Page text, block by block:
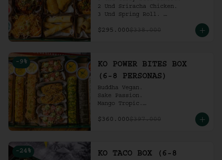
2 Und Sriracha Chicken.
3 Und Spring Roll.
3 Und Cha Siu Roll.
Gochujang Ribs.
$295.000$338.000
- 9%
KO POWER BITES BOX
(6-8 PERSONAS)
Buddha Vegan.
Sake Passion.
Mango Tropic.
Dragon.
2 Und Noritaco Chilli Crab.
$360.000$397.000
-24 %
KO TACO BOX (6-8